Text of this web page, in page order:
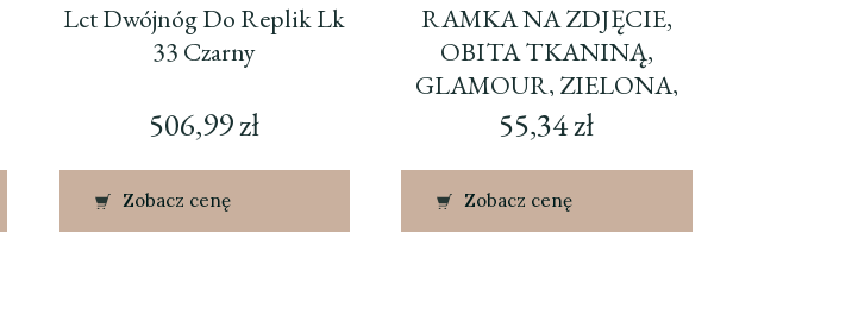
Lct Dwójnóg Do Replik Lk
33 Czarny
506,99zł
Zobacz cenę
RAMKA NA ZDJĘCIE,
OBITA TKANINĄ,
GLAMOUR, ZIELONA,
25,5X20,5X3 CM
55,34zł
Zobacz cenę